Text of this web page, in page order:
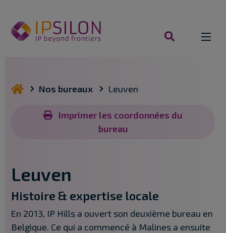
rechercher
vous êtes iciNos bureaux Leuven
Imprimer les coordonnées du
bureau
Leuven
Histoire & expertise locale
En 2013, IP Hills a ouvert son deuxième bureau en
Belgique. Ce qui a commencé à Malines a ensuite